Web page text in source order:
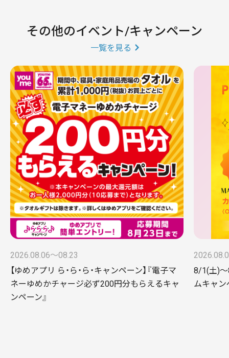
その他のイベント/キャンペーン
一覧を見る
2026.08.06〜08.23
【ゆめアプリ ら・ら・ら・キャンペーン】『電子マ
ネーゆめかチャージ必ず200円分もらえるキャ
ンペーン』
8/1(土)
ムキャン